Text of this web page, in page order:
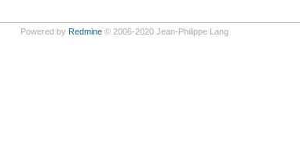
Powered by Redmine© 2006-2020 Jean-Philippe Lang